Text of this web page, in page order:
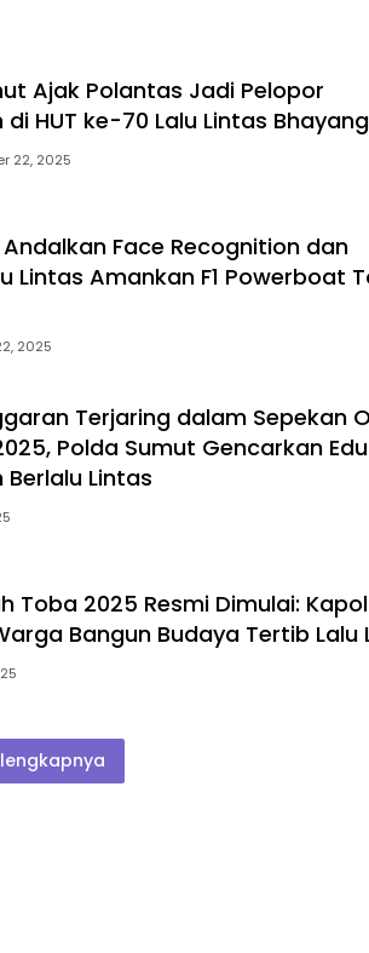
Ajak Polantas Jadi Pelopor
HUT ke-70 Lalu Lintas
22, 2025
Face Recognition dan
Lintas Amankan F1 Powerboat
2025
Terjaring dalam Sepekan
Polda Sumut Gencarkan
Lintas
Toba 2025 Resmi Dimulai:
Bangun Budaya Tertib Lalu